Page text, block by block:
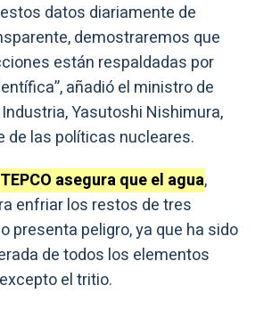
datos diariamente de
demostraremos que
están respaldadas por
añadió el ministro de
Yasutoshi Nishimura,
de las políticas nucleares.
TEPCO asegura que el agua,
enfriar los restos de tres
presenta peligro, ya que ha sido
de todos los elementos
el tritio.